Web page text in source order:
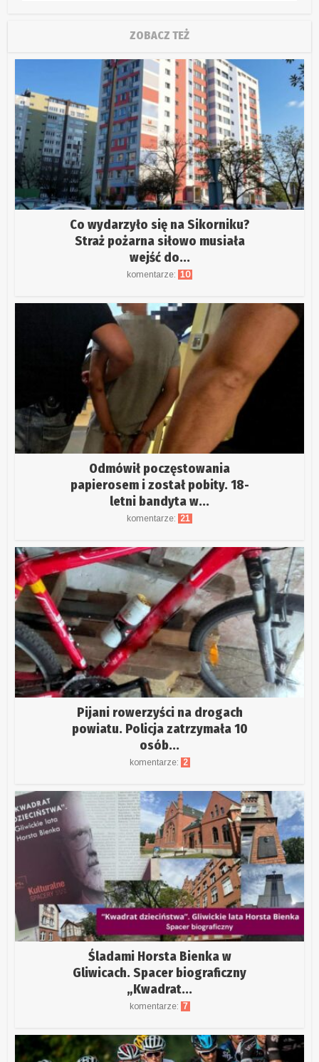
ZOBACZ TEŻ
Co wydarzyło się na Sikorniku?
Straż pożarna siłowo musiała
wejść do...
komentarze: 10
Odmówił poczęstowania
papierosem i został pobity. 18-
letni bandyta w...
komentarze: 21
Pijani rowerzyści na drogach
powiatu. Policja zatrzymała 10
osób...
komentarze: 2
Śladami Horsta Bienka w
Gliwicach. Spacer biograficzny
„Kwadrat...
komentarze: 7